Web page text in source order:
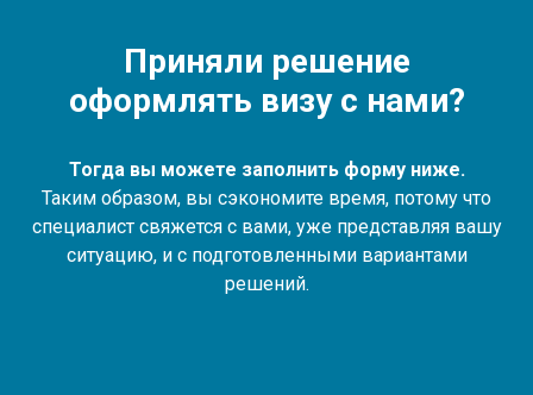
Приняли решение
оформлять визу с нами?
Тогда вы можете заполнить форму ниже.
Таким образом, вы сэкономите время, потому что
специалист свяжется с вами, уже представляя вашу
ситуацию, и с подготовленными вариантами
решений.